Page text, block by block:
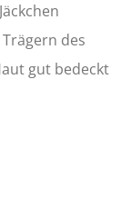
des
gut bedeckt